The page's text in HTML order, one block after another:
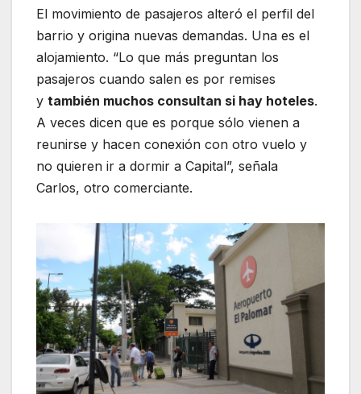
El movimiento de pasajeros alteró el perfil del
barrio y origina nuevas demandas. Una es el
alojamiento. “Lo que más preguntan los
pasajeros cuando salen es por remises
y también muchos consultan si hay hoteles.
A veces dicen que es porque sólo vienen a
reunirse y hacen conexión con otro vuelo y
no quieren ir a dormir a Capital”, señala
Carlos, otro comerciante.